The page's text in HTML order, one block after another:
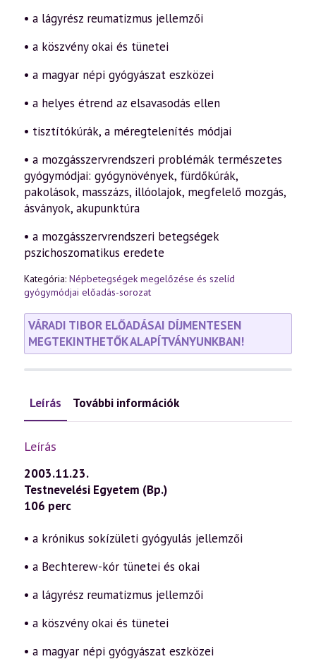
(2003.11.23.)
mennyiség
• a lágyrész reumatizmus jellemzői
• a köszvény okai és tünetei
• a magyar népi gyógyászat eszközei
• a helyes étrend az elsavasodás ellen
• tisztítókúrák, a méregtelenítés módjai
• a mozgásszervrendszeri problémák természetes
gyógymódjai: gyógynövények, fürdőkúrák,
pakolások, masszázs, illóolajok, megfelelő mozgás,
ásványok, akupunktúra
• a mozgásszervrendszeri betegségek
pszichoszomatikus eredete
Kategória: Népbetegségek megelőzése és szelíd
gyógymódjai előadás-sorozat
VÁRADI TIBOR ELŐADÁSAI DÍJMENTESEN
MEGTEKINTHETŐK ALAPÍTVÁNYUNKBAN!
Leírás További információk
Leírás
2003.11.23.
Testnevelési Egyetem (Bp.)
106 perc
• a krónikus sokízületi gyógyulás jellemzői
• a Bechterew-kór tünetei és okai
• a lágyrész reumatizmus jellemzői
• a köszvény okai és tünetei
• a magyar népi gyógyászat eszközei